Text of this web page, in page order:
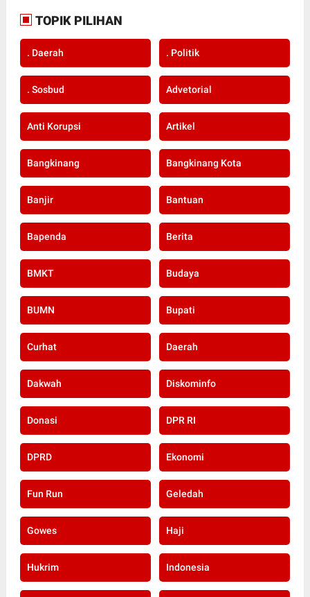
TOPIK PILIHAN
. Daerah . Politik
. Sosbud Advetorial
Anti Korupsi Artikel
Bangkinang Bangkinang Kota
Banjir Bantuan
Bapenda Berita
BMKT Budaya
BUMN Bupati
Curhat Daerah
Dakwah Diskominfo
Donasi DPR RI
DPRD Ekonomi
Fun Run Geledah
Gowes Haji
Hukrim Indonesia